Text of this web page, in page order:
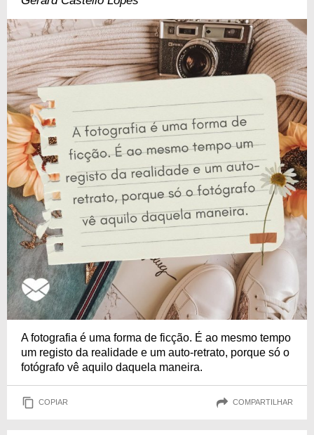
A fotografia é uma forma de ficção. É ao mesmo tempo
um registo da realidade e um auto-retrato, porque só o
fotógrafo vê aquilo daquela maneira.
COPIAR COMPARTILHAR